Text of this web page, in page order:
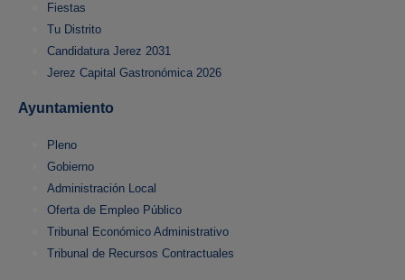
Fiestas
Tu Distrito
Candidatura Jerez 2031
Jerez Capital Gastronómica 2026
Ayuntamiento
Pleno
Gobierno
Administración Local
Oferta de Empleo Público
Tribunal Económico Administrativo
Tribunal de Recursos Contractuales